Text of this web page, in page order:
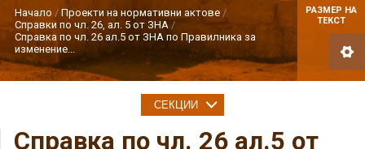
Начало
Проекти на нормативни актове
Справки по чл. 26, ал. 5 от ЗНА
Справка по чл. 26 ал.5 от ЗНА по Правилника за
изменение...
РАЗМЕР НА
ТЕКСТ
Справка по чл. 26 ал.5 от
СЕКЦИИ